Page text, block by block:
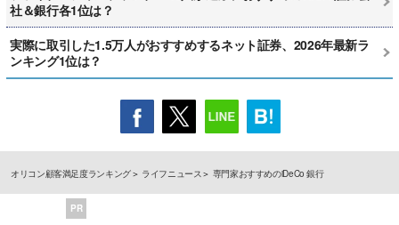
社＆銀行各1位は？
実際に取引した1.5万人がおすすめするネット証券、2026年最新ラ
ンキング1位は？
オリコン顧客満足度ランキング ライフニュース 専門家おすすめのiDeCo 銀行
PR